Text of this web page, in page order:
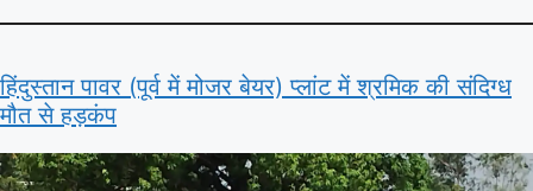
हिंदुस्तान पावर (पूर्व में मोजर बेयर) प्लांट में श्रमिक की संदिग्ध
मौत से हड़कंप